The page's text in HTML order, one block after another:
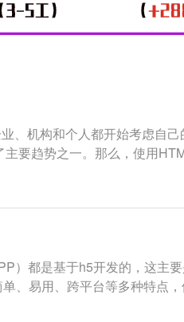
、机构和个人都开始考虑自
要趋势之一。那么，使用
）都是基于h5开发的，这主
、易用、跨平台等多种特点